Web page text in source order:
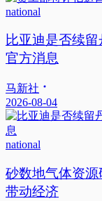
national
比亚迪是否续
官方消息
马新社
2026-08-04
national
砂数地气体资
带动经济